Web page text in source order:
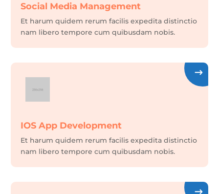
Social Media Management
Et harum quidem rerum facilis expedita distinctio
nam libero tempore cum quibusdam nobis.
IOS App Development
Et harum quidem rerum facilis expedita distinctio
nam libero tempore cum quibusdam nobis.